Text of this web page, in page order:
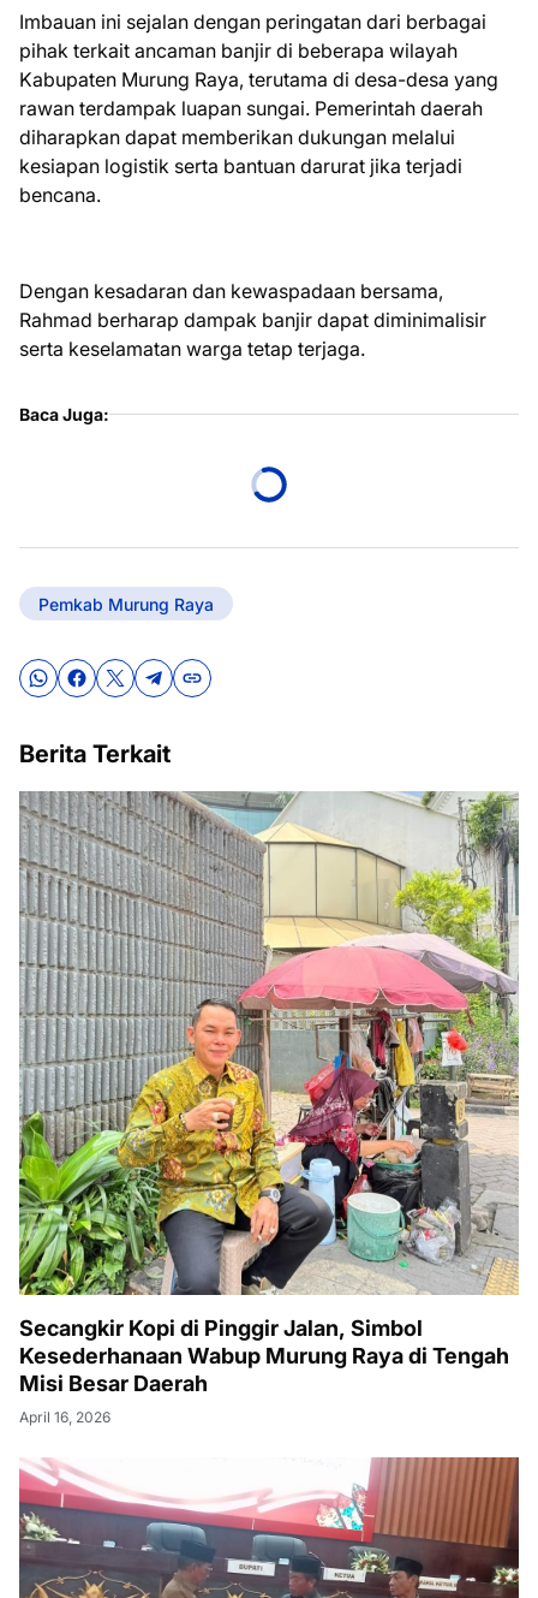
Imbauan ini sejalan dengan peringatan dari berbagai
pihak terkait ancaman banjir di beberapa wilayah
Kabupaten Murung Raya, terutama di desa-desa yang
rawan terdampak luapan sungai. Pemerintah daerah
diharapkan dapat memberikan dukungan melalui
kesiapan logistik serta bantuan darurat jika terjadi
bencana.
Dengan kesadaran dan kewaspadaan bersama,
Rahmad berharap dampak banjir dapat diminimalisir
serta keselamatan warga tetap terjaga.
Baca Juga:
Pemkab Murung Raya
Berita Terkait
Secangkir Kopi di Pinggir Jalan, Simbol
Kesederhanaan Wabup Murung Raya di Tengah
Misi Besar Daerah
April 16, 2026